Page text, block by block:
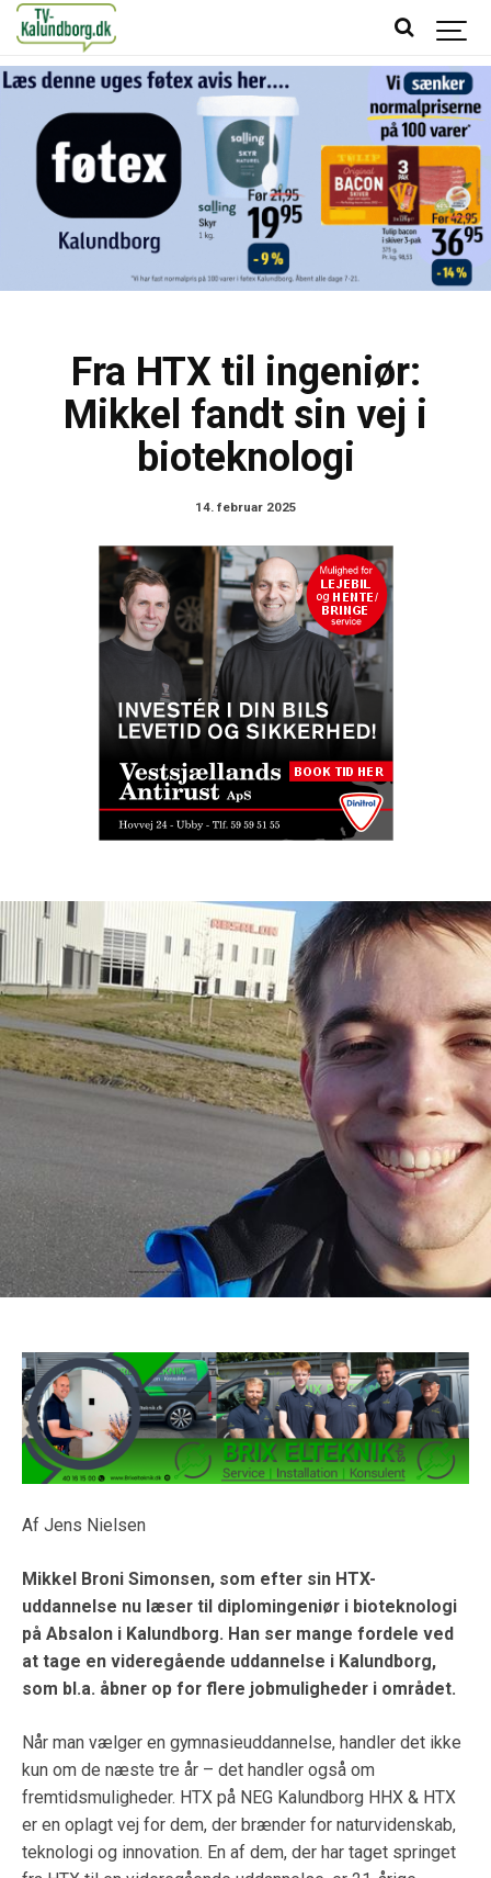
Fra HTX til ingeniør:
Mikkel fandt sin vej i
bioteknologi
14. februar 2025
Af Jens Nielsen
Mikkel Broni Simonsen, som efter sin HTX-
uddannelse nu læser til diplomingeniør i bioteknologi
på Absalon i Kalundborg. Han ser mange fordele ved
at tage en videregående uddannelse i Kalundborg,
som bl.a. åbner op for flere jobmuligheder i området.
Når man vælger en gymnasieuddannelse, handler det ikke
kun om de næste tre år – det handler også om
fremtidsmuligheder. HTX på NEG Kalundborg HHX & HTX
er en oplagt vej for dem, der brænder for naturvidenskab,
teknologi og innovation. En af dem, der har taget springet